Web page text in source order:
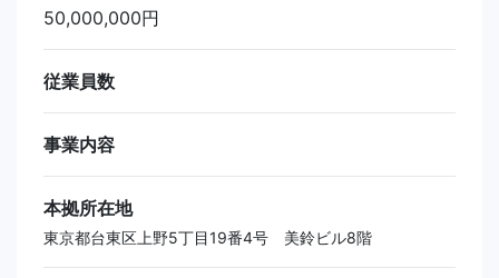
50,000,000円
従業員数
事業内容
本拠所在地
東京都台東区上野5丁目19番4号 美鈴ビル8階